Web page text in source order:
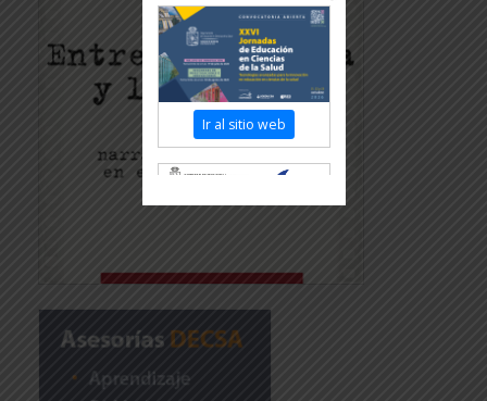
Ir al sitio web
Revisar más información